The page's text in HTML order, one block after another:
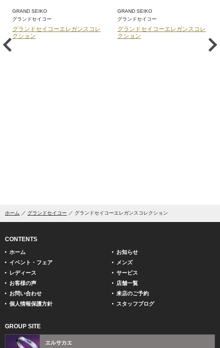
GRAND SEIKO
グランドセイコー
グランドセイコーエレガンスコレ
クション
GRAND SEIKO
グランドセイコー
グランドセイコーエレガンスコレ
クション
ホーム グランドセイコー グランドセイコーエレガンスコレクション
CONTENTS
ホーム
お知らせ
イベント・フェア
メンズ
レディース
サービス
お客様の声
店舗一覧
お問い合わせ
来店のご予約
個人情報保護方針
スタッフブログ
GROUP SITE
エルサカエ